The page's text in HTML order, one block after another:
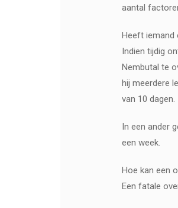
aantal
Heeft iemand
Indien tijdig
Nembutal te
hij meerdere
van 10 dagen.
In een ander
een week.
Hoe kan een
Een fatale